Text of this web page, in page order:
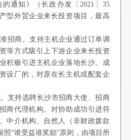
通知》（长政办发〔2021〕35
型外贸企业来长投资项目，最高
招商。支持主机企业通过订单调
等方式吸引上下游企业来长投资
积极引进主机企业落地长沙。成
设厂的，对原在长主机或配套企
支持选聘长沙市招商大使、招商
商代理机构。对协助成功引进符
中介机构、自然人（非财政拨款
照“谁受益谁奖励”原则，由项目所